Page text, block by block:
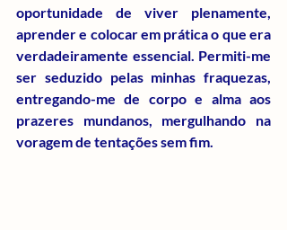
oportunidade de viver plenamente,
aprender e colocar em prática o que era
verdadeiramente essencial. Permiti-me
ser seduzido pelas minhas fraquezas,
entregando-me de corpo e alma aos
prazeres mundanos, mergulhando na
voragem de tentações sem fim.